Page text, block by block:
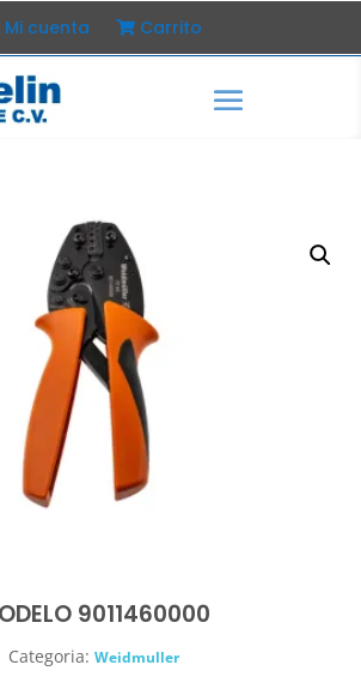
Mi cuenta Carrito
9011460000
Categoria: Weidmuller